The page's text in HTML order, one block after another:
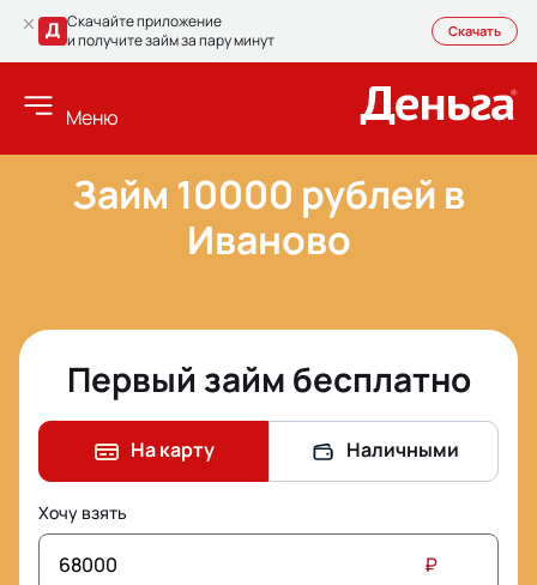
Скачайте приложение
и получите займ за пару минут
Скачать
Меню
Займ 10000 рублей в
Иваново
Первый займ бесплатно
На карту Наличными
Хочу взять
₽